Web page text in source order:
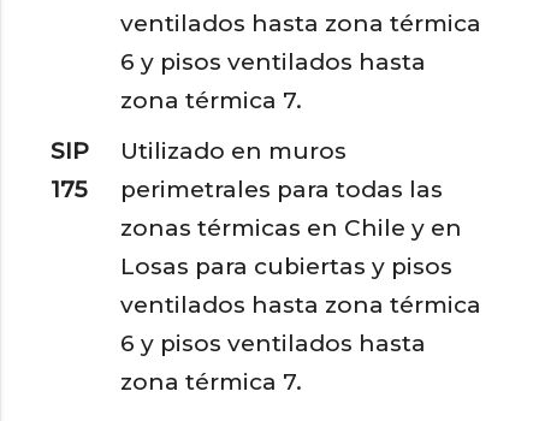
ventilados hasta zona térmica
6 y pisos ventilados hasta
zona térmica 7.
SIP
175
Utilizado en muros
perimetrales para todas las
zonas térmicas en Chile y en
Losas para cubiertas y pisos
ventilados hasta zona térmica
6 y pisos ventilados hasta
zona térmica 7.